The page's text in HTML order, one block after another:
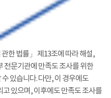
한 법률」 제13조에 따라 해설,
전문기관에 만족도 조사를 위한
있습니다. 다만, 이 경우에도
고 있으며, 이후에도 만족도 조사를